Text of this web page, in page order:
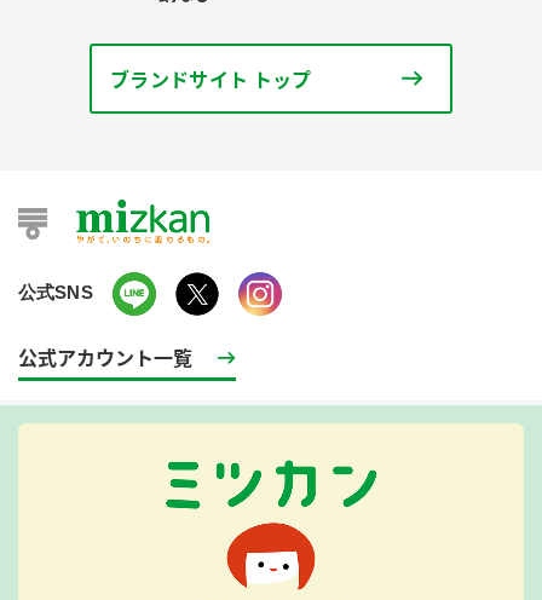
ブランドサイト トップ
公式SNS
公式アカウント一覧